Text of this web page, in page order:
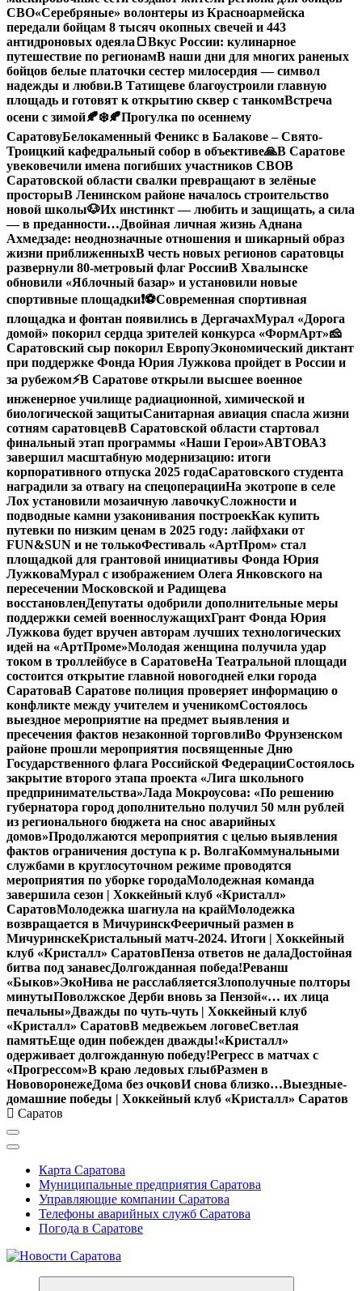
СВО«Серебряные» волонтеры из Красноармейска
передали бойцам 8 тысяч окопных свечей и 443
антидроновых одеяла 🍞Вкус России: кулинарное
путешествие по регионамВ наши дни для многих раненых
бойцов белые платочки сестер милосердия — символ
надежды и любви.В Татищеве благоустроили главную
площадь и готовят к открытию сквер с танкомВстреча
осени с зимой🍂❄️🍂Прогулка по осеннему
СаратовуБелокаменный Феникс в Балакове – Свято-
Троицкий кафедральный собор в объективе🙏В Саратове
увековечили имена погибших участников СВОВ
Саратовской области свалки превращают в зелёные
просторыВ Ленинском районе началось строительство
новой школы🐶Их инстинкт — любить и защищать, а сила
— в преданности…Двойная личная жизнь Аднана
Ахмедзаде: неоднозначные отношения и шикарный образ
жизни приближенныхВ честь новых регионов саратовцы
развернули 80-метровый флаг РоссииВ Хвалынске
обновили «Яблочный базар» и установили новые
спортивные площадки❗️⚽️Современная спортивная
площадка и фонтан появились в ДергачахМурал «Дорога
домой» покорил сердца зрителей конкурса «ФормАрт»🧀
Саратовский сыр покорил ЕвропуЭкономический диктант
при поддержке Фонда Юрия Лужкова пройдет в России и
за рубежом⚡️В Саратове открыли высшее военное
инженерное училище радиационной, химической и
биологической защитыСанитарная авиация спасла жизни
сотням саратовцевВ Саратовской области стартовал
финальный этап программы «Наши Герои»АВТОВАЗ
завершил масштабную модернизацию: итоги
корпоративного отпуска 2025 годаСаратовского студента
наградили за отвагу на спецоперацииНа экотропе в селе
Лох установили мозаичную лавочкуСложности и
подводные камни узаконивания построекКак купить
путевки по низким ценам в 2025 году: лайфхаки от
FUN&SUN и не толькоФестиваль «АртПром» стал
площадкой для грантовой инициативы Фонда Юрия
ЛужковаМурал с изображением Олега Янковского на
пересечении Московской и Радищева
восстановленДепутаты одобрили дополнительные меры
поддержки семей военнослужащихГрант Фонда Юрия
Лужкова будет вручен авторам лучших технологических
идей на «АртПроме»Молодая женщина получила удар
током в троллейбусе в СаратовеНа Театральной площади
состоится открытие главной новогодней елки города
СаратоваВ Саратове полиция проверяет информацию о
конфликте между учителем и ученикомСостоялось
выездное мероприятие на предмет выявления и
пресечения фактов незаконной торговлиВо Фрунзенском
районе прошли мероприятия посвященные Дню
Государственного флага Российской ФедерацииСостоялось
закрытие второго этапа проекта «Лига школьного
предпринимательства»Лада Мокроусова: «По решению
губернатора город дополнительно получил 50 млн рублей
из регионального бюджета на снос аварийных
домов»Продолжаются мероприятия с целью выявления
фактов ограничения доступа к р. ВолгаКоммунальными
службами в круглосуточном режиме проводятся
мероприятия по уборке городаМолодежная команда
завершила сезон | Хоккейный клуб «Кристалл»
СаратовМолодежка шагнула на крайМолодежка
возвращается в МичуринскФееричный размен в
МичуринскеКристальный матч-2024. Итоги | Хоккейный
клуб «Кристалл» СаратовПенза ответов не далаДостойная
битва под занавесДолгожданная победа!Реванш
«Быков»ЭкоНива не расслабляетсяЗлополучные полторы
минутыПоволжское Дерби вновь за Пензой«… их лица
печальны»Дважды по чуть-чуть | Хоккейный клуб
«Кристалл» СаратовВ медвежьем логовеСветлая
памятьЕще один побежден дважды!«Кристалл»
одерживает долгожданную победу!Регресс в матчах с
«Прогрессом»В краю ледовых глыбРазмен в
НововоронежеДома без очковИ снова близко…Выездные-
домашние победы | Хоккейный клуб «Кристалл» Саратов
Саратов
Карта Саратова
Муниципальные предприятия Саратова
Управляющие компании Саратова
Телефоны аварийных служб Саратова
Погода в Саратове